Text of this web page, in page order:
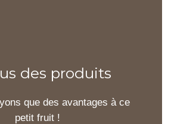
des produits
que des avantages à ce
petit fruit !